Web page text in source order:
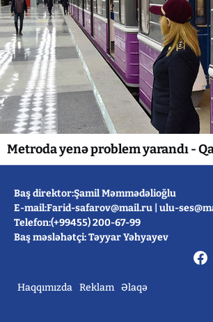
Metroda yenə problem yarandı -
Baş direktor:Şamil Məmmədəlioğlu
E-mail:Farid-safarov@mail.ru ulu-
Telefon:(+99455) 200-67-99
Baş məsləhətçi: Təyyar Yəhyayev
Haqqımızda Reklam Əlaqə